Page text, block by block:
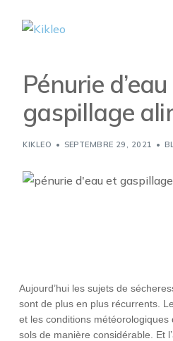
Pénurie
gaspillage
KIKLEO SEPTEMBRE 29, 2021
Aujourd’hui les sujets de
sont de plus en plus récurrents.
et les conditions météorologiques
sols de manière considérable. Et